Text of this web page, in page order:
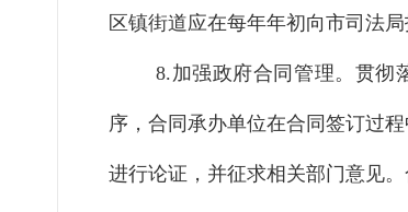
区镇街道应在每年年初向市司法
8.加强政府合同管理。 贯彻
序，合同承办单位在合同签订过
进行论证，并征求相关部门意见